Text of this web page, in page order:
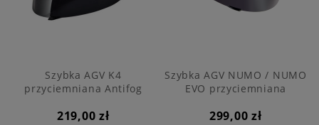
Szybka AGV K4
przyciemniana Antifog
219,00 zł
Szybka AGV NUMO / NUMO
EVO przyciemniana
299,00 zł